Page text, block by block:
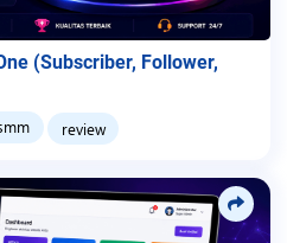
(Subscriber, Follower,
review